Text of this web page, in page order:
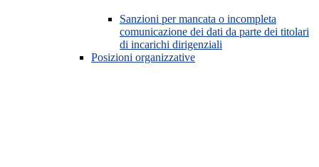
Sanzioni per mancata o incompleta
comunicazione dei dati da parte dei titolari
di incarichi dirigenziali
Posizioni organizzative